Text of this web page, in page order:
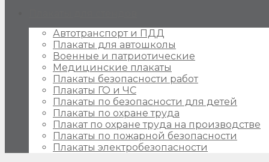
Автотранспорт и ПДД
Плакаты для автошколы
Военные и патриотические
Медицинские плакаты
Плакаты безопасности работ
Плакаты ГО и ЧС
Плакаты по безопасности для детей
Плакаты по охране труда
Плакат по охране труда на производстве
Плакаты по пожарной безопасности
Плакаты электробезопасности